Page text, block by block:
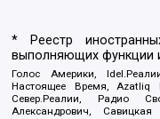
* Реестр
выполняющих функции
Голос Америки,
Настоящее Время, Azatliq
Север.Реалии, Радио
Александрович,